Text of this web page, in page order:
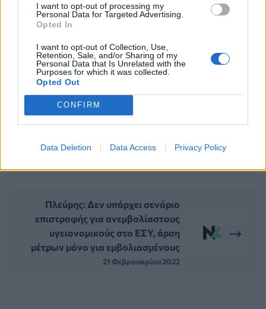
I want to opt-out of processing my
Personal Data for Targeted Advertising.
Opted In
I want to opt-out of Collection, Use,
Retention, Sale, and/or Sharing of my
Personal Data that Is Unrelated with the
Purposes for which it was collected.
Opted Out
CONFIRM
Data Deletion Data Access Privacy Policy
ΠΕΡΙΣΣΟΤΕΡΑ ΣΤΗΝ ΙΔΙΑ ΚΑΤΗΓΟΡΙΑ
Στο ΤΕΠ του Γ.Ν. Κέρκυρας
πλοίο, η κατάσταση της υγείας τους
Πλεύρης: Δεν υπάρχει σενάριο
επιστροφής για ανεμβολίαστους
υγειονομικούς στο ΕΣΥ, άρση
μέτρων μόνο για εμβολιασμένους
21 Φεβρουαρίου 2022